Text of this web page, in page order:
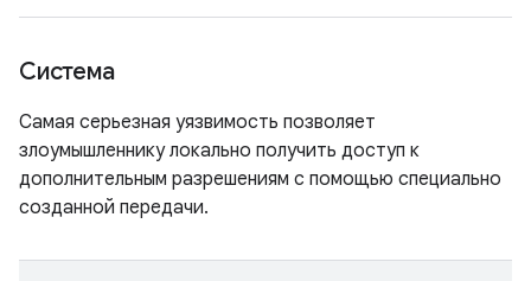
Система
Самая серьезная уязвимость позволяет
злоумышленнику локально получить доступ к
дополнительным разрешениям с помощью специально
созданной передачи.